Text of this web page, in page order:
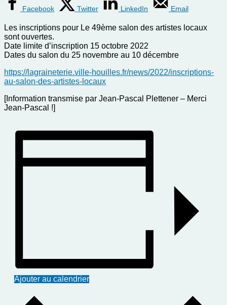
Facebook Twitter LinkedIn Email
Les inscriptions pour Le 49ème salon des artistes locaux
sont ouvertes.
Date limite d’inscription 15 octobre 2022
Dates du salon du 25 novembre au 10 décembre
https://lagraineterie.ville-houilles.fr/news/2022/inscriptions-
au-salon-des-artistes-locaux
[Information transmise par Jean-Pascal Plettener – Merci
Jean-Pascal !]
Ajouter au calendrier